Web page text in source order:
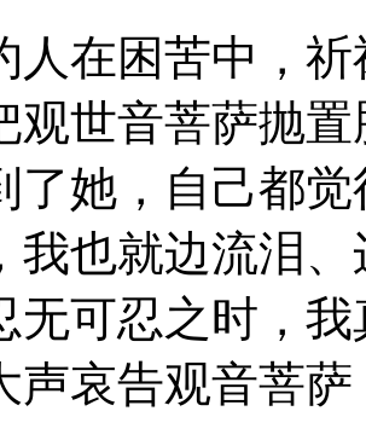
困苦中，祈
观世音菩萨抛
了她，自己都
我也就边流泪
无可忍之时，
声哀告观音菩